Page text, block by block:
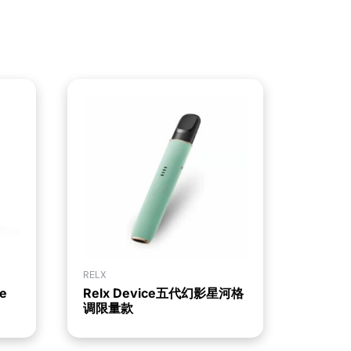
RELX
Relx Device五代幻影星河格
调限量款